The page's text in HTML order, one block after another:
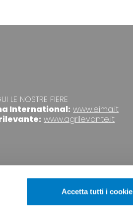
Accetta tutti i cookie
LE NOSTRE FIERE
International: www.eima.it
www.agrilevante.it